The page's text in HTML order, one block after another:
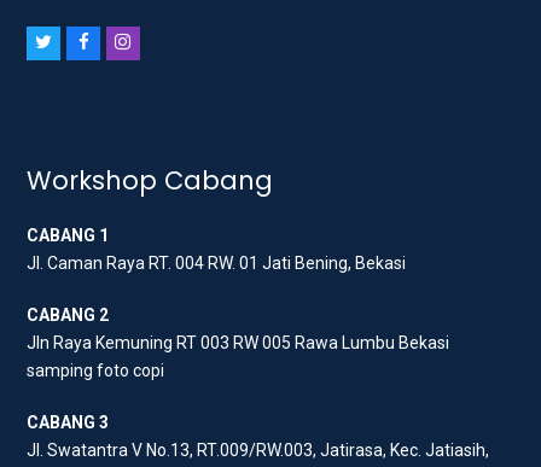
t
r
b
o
k
a
a
Workshop Cabang
CABANG 1
Jl. Caman Raya RT. 004 RW. 01 Jati Bening, Bekasi
CABANG 2
Jln Raya Kemuning RT 003 RW 005 Rawa Lumbu Bekasi
samping foto copi
CABANG 3
Jl. Swatantra V No.13, RT.009/RW.003, Jatirasa, Kec. Jatiasih,